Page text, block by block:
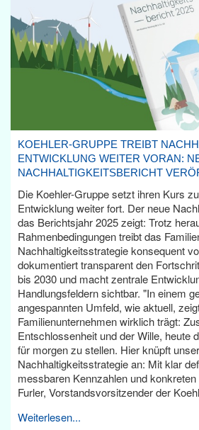
KOEHLER-GRUPPE TREIBT
ENTWICKLUNG WEITER VORAN:
NACHHALTIGKEITSBERICHT
Die Koehler-Gruppe setzt ihren Kurs
Entwicklung weiter fort. Der neue
das Berichtsjahr 2025 zeigt: Trotz
Rahmenbedingungen treibt das
Nachhaltigkeitsstrategie konsequent
dokumentiert transparent den
bis 2030 und macht zentrale
Handlungsfeldern sichtbar. "In einem
angespannten Umfeld, wie aktuell,
Familienunternehmen wirklich trägt:
Entschlossenheit und der Wille, heute
für morgen zu stellen. Hier knüpft
Nachhaltigkeitsstrategie an: Mit klar
messbaren Kennzahlen und
Furler, Vorstandsvorsitzender der
Weiterlesen...